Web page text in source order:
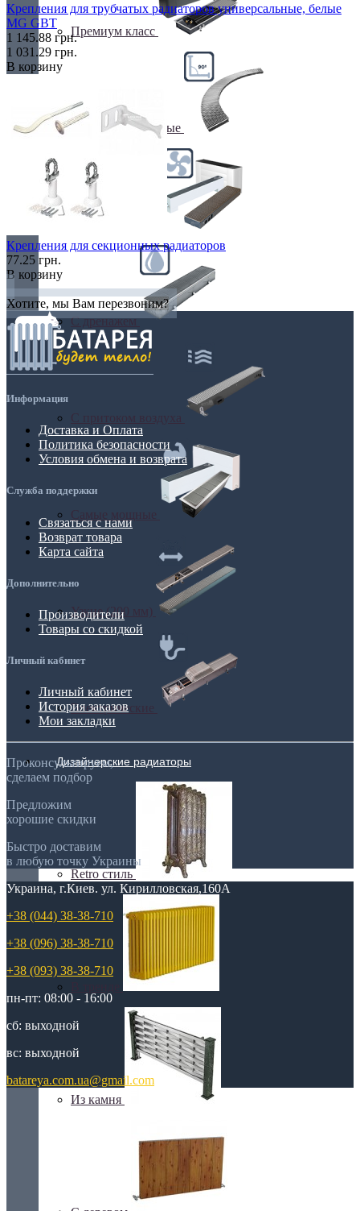
Премиум класс
Радиусные/Угловые
С дренажем
Узкие (200 мм)
Электрические
Дизайнерские радиаторы
Retro стиль
Из камня
Крепления для трубчатых радиаторов универсальные, белые
MG GBT
1 145.88 грн.
1 031.29 грн.
В корзину
Крепления для секционных радиаторов
77.25 грн.
В корзину
Хотите, мы Вам перезвоним?
Информация
Доставка и Оплата
Политика безопасности
Условия обмена и возврата
Служба поддержки
Связаться с нами
Возврат товара
Карта сайта
Дополнительно
Производители
Товары со скидкой
Личный кабинет
Личный кабинет
История заказов
Мои закладки
Проконсультируем,
сделаем подбор
Предложим
хорошие скидки
Быстро доставим
в любую точку Украины
Украина, г.Киев. ул. Кирилловская,160А
+38 (044) 38-38-710
+38 (096) 38-38-710
+38 (093) 38-38-710
пн-пт: 08:00 - 16:00
сб: выходной
вс: выходной
batareya.com.ua@gmail.com